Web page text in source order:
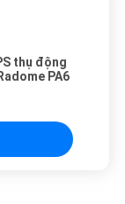
thụ động
PA6